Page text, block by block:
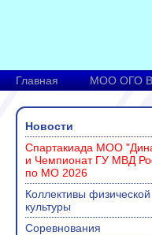
Главная МОО ОГО
Новости
Спартакиада МОО
и Чемпионат ГУ МВД
по МО 2026
Коллективы физической
культуры
Соревнования